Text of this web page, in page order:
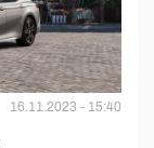
16.11.2023 - 15:40